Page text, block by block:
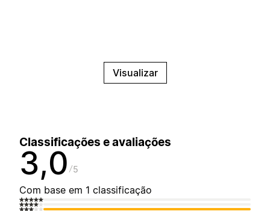
Visualizar
Classificações e avaliações
3,0 5
Com base em 1 classificação